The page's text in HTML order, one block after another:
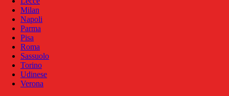
Milan
Napoli
Parma
Pisa
Roma
Sassuolo
Torino
Udinese
Verona